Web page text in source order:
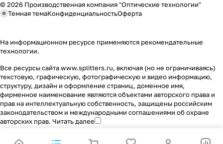
© 2026 Производственная компания "Оптические технологии"
Темная темаКонфиденциальностьОферта
На информационном ресурсе применяются рекомендательные
технологии.
Все ресурсы сайта www.splitters.ru, включая (но не ограничиваясь)
текстовую, графическую, фотографическую и видео информацию,
структуру, дизайн и оформление страниц, доменное имя,
фирменное наименование являются объектами авторского права и
прав на интеллектуальную собственность, защищены российским
законодательством и международными соглашениями об охране
авторских прав. Читать далее